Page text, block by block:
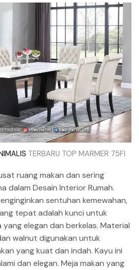
TERBARU TOP MARMER 75FI
ruang makan dan sering
dalam Desain Interior Rumah.
sentuhan kemewahan,
tepat adalah kunci untuk
elegan dan berkelas. Material
walnut digunakan untuk
yang kuat dan indah. Kayu ini
dan elegan. Meja makan yang